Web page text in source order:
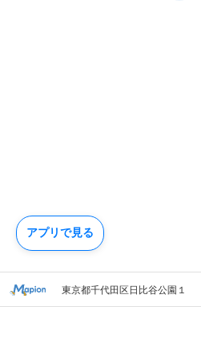
東京都千代田区日比谷公園１
アプリで見る